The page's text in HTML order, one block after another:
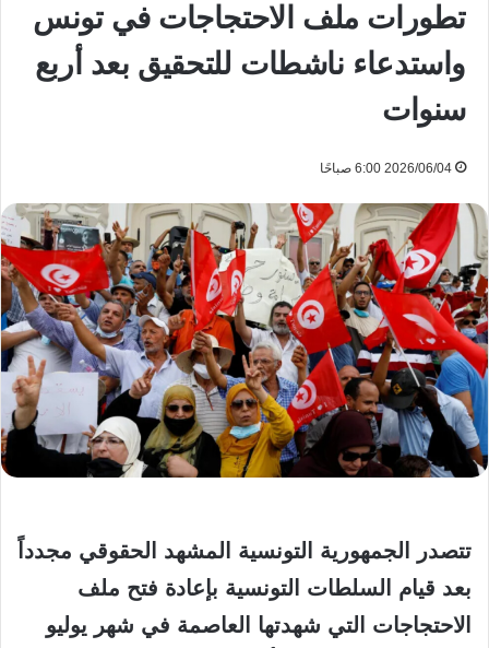
تطورات ملف الاحتجاجات في تونس
واستدعاء ناشطات للتحقيق بعد أربع
سنوات
2026/06/04 6:00 صباحًا
تتصدر الجمهورية التونسية المشهد الحقوقي مجدداً
بعد قيام السلطات التونسية بإعادة فتح ملف
الاحتجاجات التي شهدتها العاصمة في شهر يوليو